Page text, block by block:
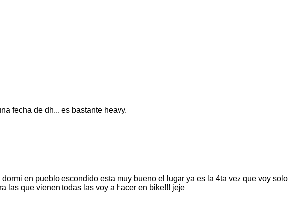
fecha de dh... es bastante heavy.
en pueblo escondido esta muy bueno el lugar ya es la 4ta vez que voy solo
las que vienen todas las voy a hacer en bike!!! jeje